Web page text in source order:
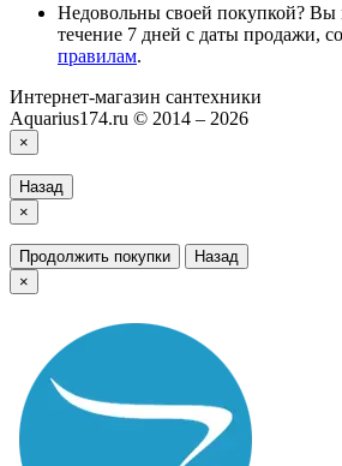
Недовольны своей покупкой? Вы
течение 7 дней с даты продажи,
правилам.
Интернет-магазин сантехники
Aquarius174.ru © 2014 – 2026
×
Назад
×
Продолжить покупки
Назад
×